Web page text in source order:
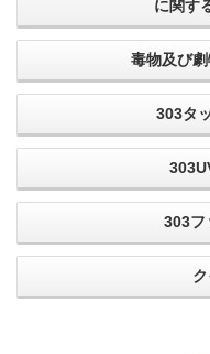
に関す
毒物及び
303タ
303フ